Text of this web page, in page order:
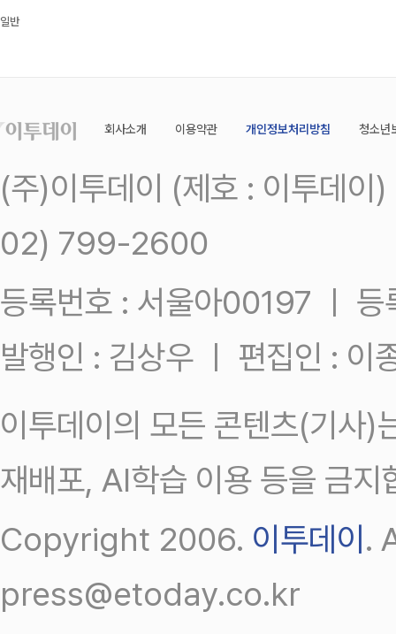
일반
회사소개 이용약관 개인정보처리방침 청소년
(주)이투데이 (제호 : 이투데
02) 799-2600
등록번호 : 서울아00197 ㅣ
발행인 : 김상우 ㅣ 편집인 : 이
이투데이의 모든 콘텐츠(기사)
재배포, AI학습 이용 등을 금지
Copyright 2006. 이투데이.
press@etoday.co.kr